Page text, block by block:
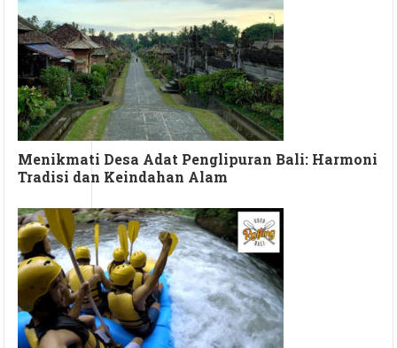
Menikmati Desa Adat Penglipuran Bali: Harmoni
Tradisi dan Keindahan Alam